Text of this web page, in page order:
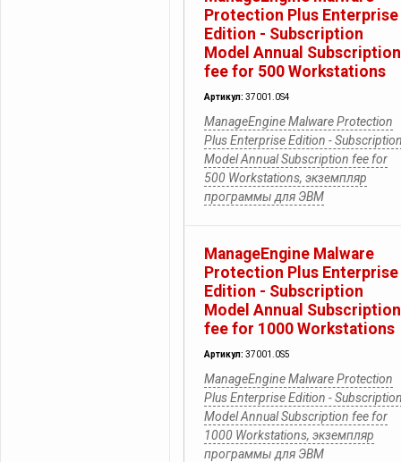
Protection Plus Enterprise
Edition - Subscription
Model Annual Subscription
fee for 500 Workstations
Артикул: 37001.0S4
ManageEngine Malware Protection
Plus Enterprise Edition -
Model Annual Subscription fee for
500 Workstations, экземпляр
программы для ЭВМ
ManageEngine Malware
Protection Plus Enterprise
Edition - Subscription
Model Annual Subscription
fee for 1000 Workstations
Артикул: 37001.0S5
ManageEngine Malware Protection
Plus Enterprise Edition -
Model Annual Subscription fee for
1000 Workstations, экземпляр
программы для ЭВМ